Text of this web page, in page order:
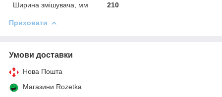
Ширина змішувача, мм
210
Приховати
Умови доставки
Нова Пошта
Магазини Rozetka